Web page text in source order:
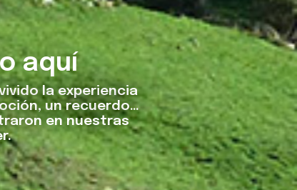
aquí
la experiencia
un recuerdo…
en nuestras